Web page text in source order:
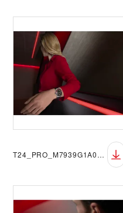
T24_PRO_M7939G1A0NRU-0002_99